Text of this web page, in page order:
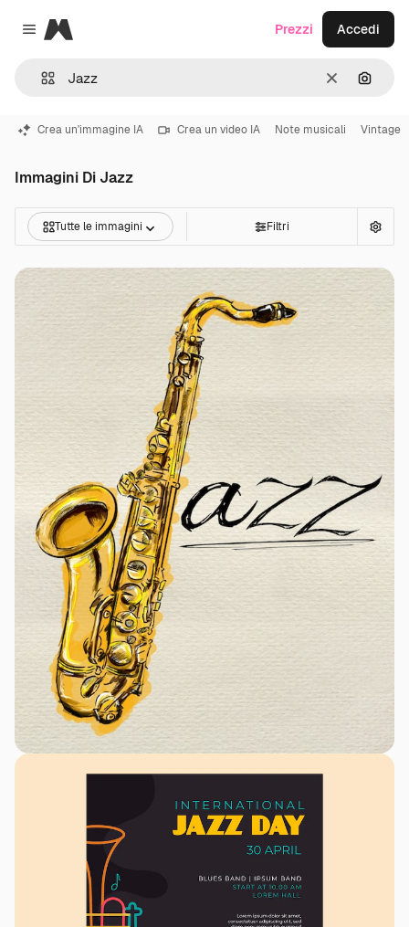
Close menu
Magnific
CancellaCerca
Prezzi Accedi
Crea un'immagine IA Crea un video IA Note musicali Vintage
Immagini Di Jazz
Tutte le immagini Filtri